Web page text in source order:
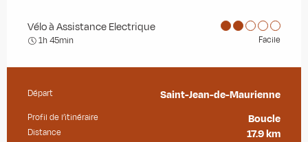
Vélo à Assistance Electrique
1h 45min Facile
Informations pratiques
Départ Saint-Jean-de-Maurienne
Profil de l’itinéraire Boucle
Distance 17.9 km